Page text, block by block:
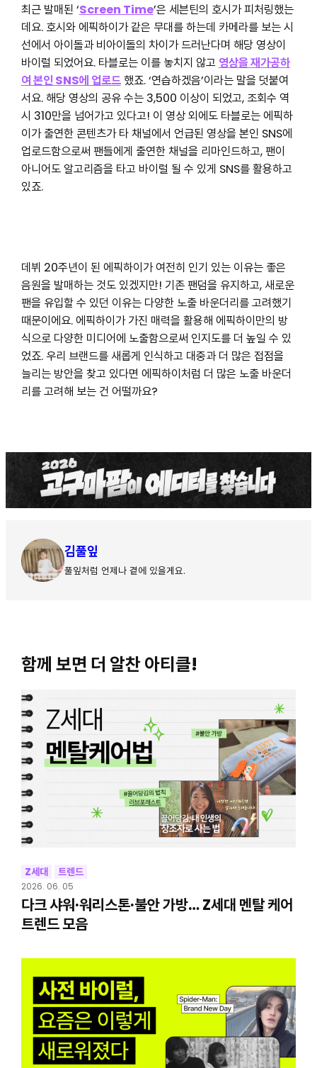
최근 발매된 ‘Screen Time’은 세븐틴의 호시가 피처링했는
데요. 호시와 에픽하이가 같은 무대를 하는데 카메라를 보는 시
선에서 아이돌과 비아이돌의 차이가 드러난다며 해당 영상이
바이럴 되었어요. 타블로는 이를 놓치지 않고 영상을 재가공하
여 본인 SNS에 업로드했죠. ‘연습하겠음’이라는 말을 덧붙여
서요. 해당 영상의 공유 수는 3,500 이상이 되었고, 조회수 역
시 310만을 넘어가고 있다고! 이 영상 외에도 타블로는 에픽하
이가 출연한 콘텐츠가 타 채널에서 언급된 영상을 본인 SNS에
업로드함으로써 팬들에게 출연한 채널을 리마인드하고, 팬이
아니어도 알고리즘을 타고 바이럴 될 수 있게 SNS를 활용하고
있죠.
데뷔 20주년이 된 에픽하이가 여전히 인기 있는 이유는 좋은
음원을 발매하는 것도 있겠지만! 기존 팬덤을 유지하고, 새로운
팬을 유입할 수 있던 이유는 다양한 노출 바운더리를 고려했기
때문이에요. 에픽하이가 가진 매력을 활용해 에픽하이만의 방
식으로 다양한 미디어에 노출함으로써 인지도를 더 높일 수 있
었죠. 우리 브랜드를 새롭게 인식하고 대중과 더 많은 접점을
늘리는 방안을 찾고 있다면 에픽하이처럼 더 많은 노출 바운더
리를 고려해 보는 건 어떨까요?
김풀잎
풀잎처럼 언제나 곁에 있을게요.
함께 보면 더 알찬 아티클!
Z세대 트렌드
2026. 06. 05
다크 샤워·워리스톤·불안 가방… Z세대 멘탈 케어
트렌드 모음